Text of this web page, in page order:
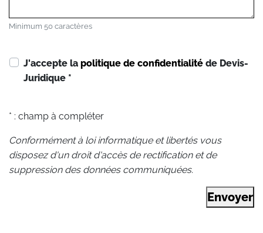
Minimum 50 caractères
J'accepte la politique de confidentialité de Devis-
Juridique *
* : champ à compléter
Conformément à loi informatique et libertés vous
disposez d'un droit d'accès de rectification et de
suppression des données communiquées.
Envoyer